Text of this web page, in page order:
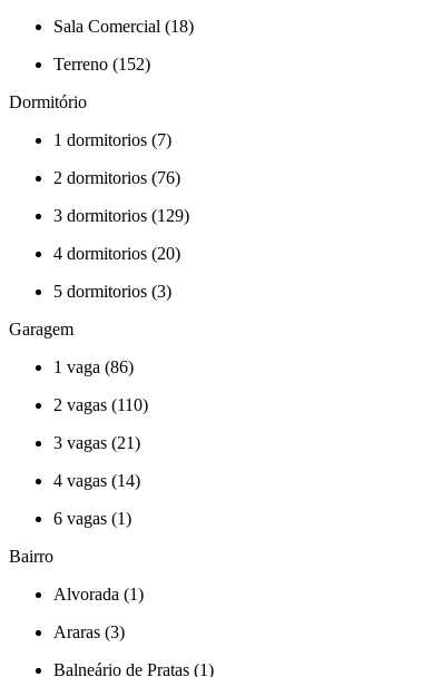
Sala Comercial (18)
Terreno (152)
Dormitório
1 dormitorios (7)
2 dormitorios (76)
3 dormitorios (129)
4 dormitorios (20)
5 dormitorios (3)
Garagem
1 vaga (86)
2 vagas (110)
3 vagas (21)
4 vagas (14)
6 vagas (1)
Bairro
Alvorada (1)
Araras (3)
Balneário de Pratas (1)